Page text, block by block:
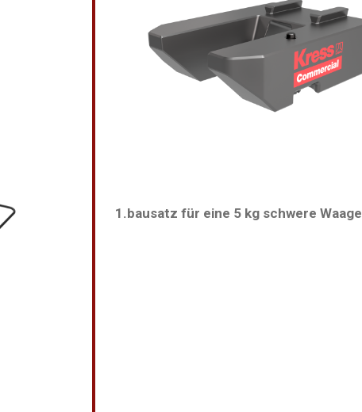
1.bausatz für eine 5 kg schwere Waage